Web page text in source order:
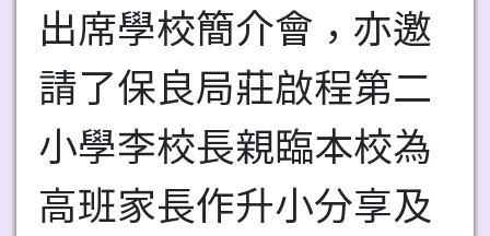
出席學校簡介會，亦邀
請了保良局莊啟程第二
小學李校長親臨本校為
高班家長作升小分享及